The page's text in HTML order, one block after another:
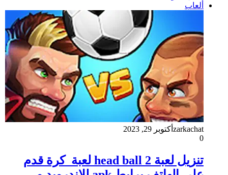
ألعاب
zarkachat أكتوبر 29, 2023
0
تنزيل لعبة head ball 2 لعبة كرة قدم